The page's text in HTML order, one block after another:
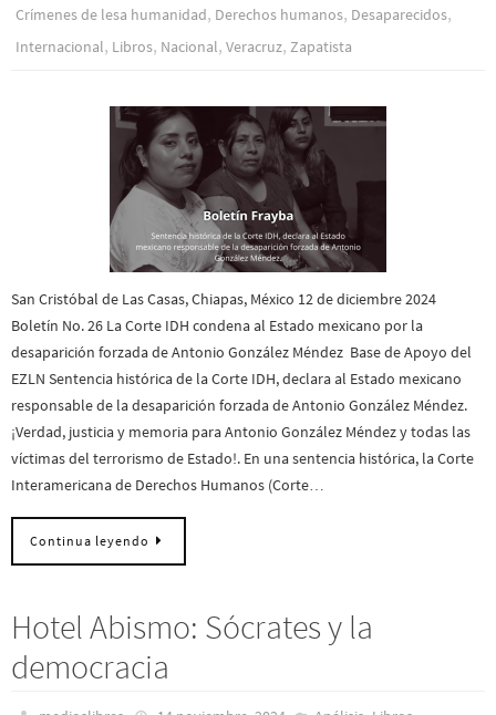
Crímenes de lesa humanidad, Derechos humanos, Desaparecidos,
Internacional, Libros, Nacional, Veracruz, Zapatista
San Cristóbal de Las Casas, Chiapas, México 12 de diciembre 2024
Boletín No. 26 La Corte IDH condena al Estado mexicano por la
desaparición forzada de Antonio González Méndez Base de Apoyo del
EZLN Sentencia histórica de la Corte IDH, declara al Estado mexicano
responsable de la desaparición forzada de Antonio González Méndez.
¡Verdad, justicia y memoria para Antonio González Méndez y todas las
víctimas del terrorismo de Estado!. En una sentencia histórica, la Corte
Interamericana de Derechos Humanos (Corte…
Continua leyendo
Hotel Abismo: Sócrates y la
democracia